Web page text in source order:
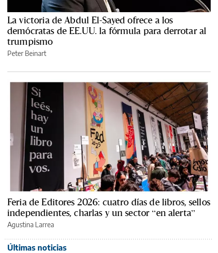
La victoria de Abdul El-Sayed ofrece a los
demócratas de EE.UU. la fórmula para derrotar al
trumpismo
Peter Beinart
Feria de Editores 2026: cuatro días de libros, sellos
independientes, charlas y un sector “en alerta”
Agustina Larrea
Últimas noticias